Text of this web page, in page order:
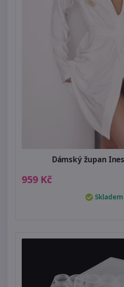
Dámský župan
959 Kč
Skladem